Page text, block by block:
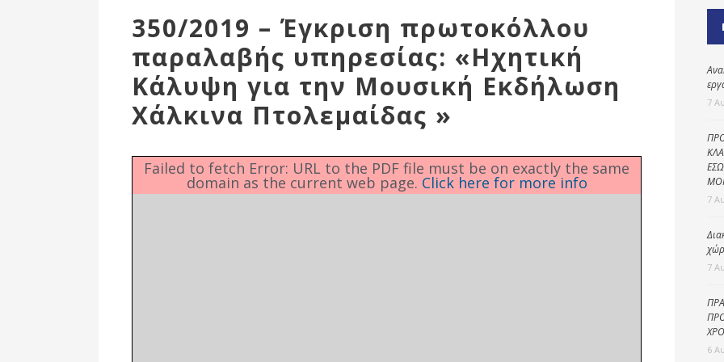
Δημοτικές
Ενότητες
Γραφείο εσόδων
προστασία
350/2019 – Έγκριση πρωτοκόλλου
παραλαβής υπηρεσίας: «Ηχητική
Κάλυψη για την Μουσική Εκδήλωση
Χάλκινα Πτολεμαίδας »
Failed to fetch Error: URL to the PDF file must be on exactly the same
domain as the current web page. Click here for more info
7
7
7
6